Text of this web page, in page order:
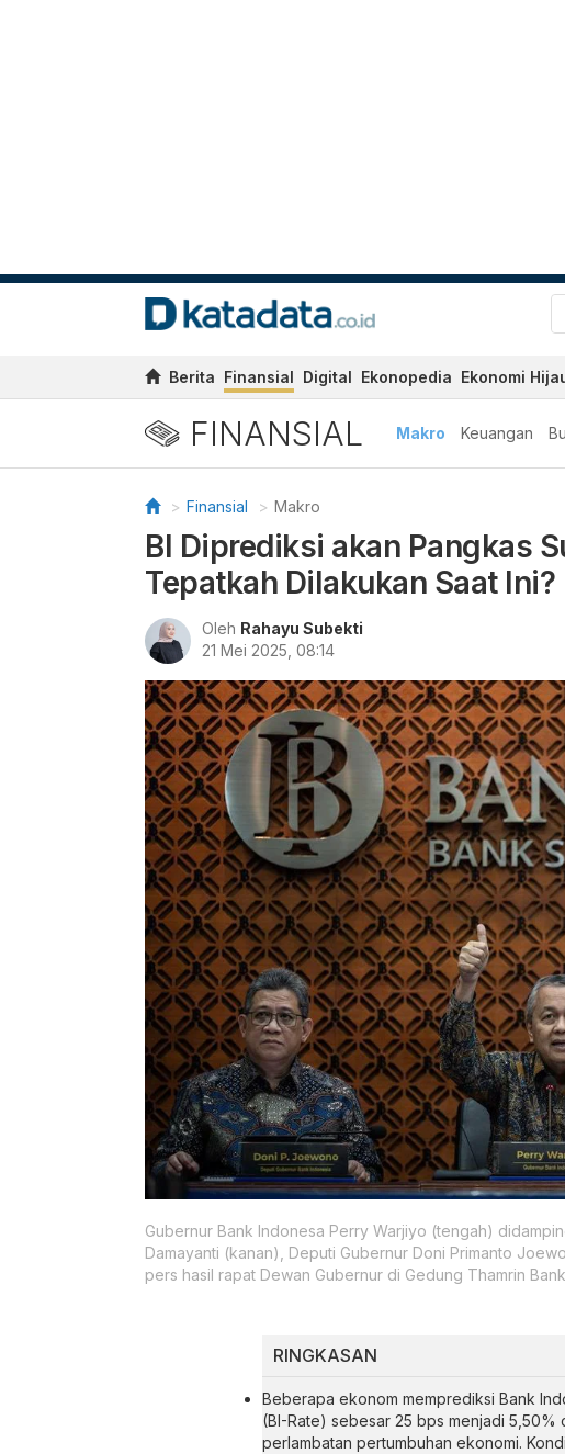
Berita Finansial Digital Ekonopedia Ekonomi
FINANSIAL Makro Keuangan
Finansial Makro
BI Diprediksi akan Pangkas
Tepatkah Dilakukan Saat Ini?
Oleh Rahayu Subekti
21 Mei 2025, 08:14
Gubernur Bank Indonesa Perry Warjiyo (tengah)
Damayanti (kanan), Deputi Gubernur Doni Primanto
pers hasil rapat Dewan Gubernur di Gedung Thamrin
RINGKASAN
Beberapa ekonom memprediksi Bank
(BI-Rate) sebesar 25 bps menjadi
perlambatan pertumbuhan ekonomi.